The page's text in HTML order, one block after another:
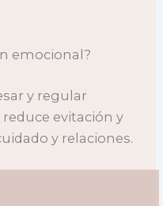
emocional?
y regular
evitación y
y relaciones.